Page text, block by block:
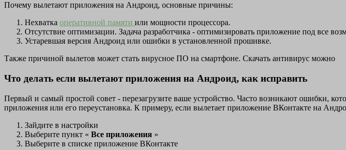
Почему вылетают приложения на Андроид, основные причины:
Нехватка оперативной памяти или мощности процессора.
Отсутствие оптимизации. Задача разработчика - оптимизировать приложение под все
Устаревшая версия Андроид или ошибки в установленной прошивке.
Также причиной вылетов может стать вирусное ПО на смартфоне. Скачать антивирус можно
Что делать если вылетают приложения на Андроид, как исправить
Первый и самый простой совет - перезагрузите ваше устройство. Часто возникают ошибки,
приложения или его переустановка. К примеру, если вылетает приложение ВКонтакте на
Зайдите в настройки
Выберите пункт « Все приложения »
Выберите в списке приложение ВКонтакте